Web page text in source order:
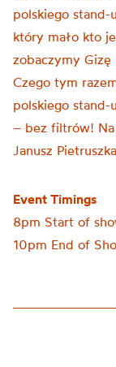
polskiego
który mało kto
zobaczymy
Czego tym
polskiego
– bez filtrów! Na
Janusz
Event Timings
8pm Start of
10pm End of